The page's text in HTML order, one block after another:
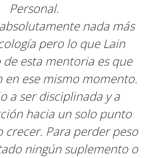
Personal.
nada más
pero lo que Lain
esta mentoria es que
en ese mismo momento.
a ser disciplinada y a
hacia un solo punto
crecer. Para perder peso
ningún suplemento o